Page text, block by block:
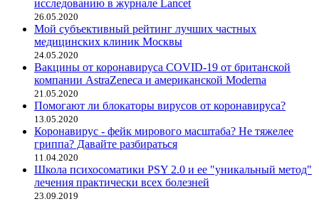
исследованию в журнале Lancet
26.05.2020
Мой субъективный рейтинг лучших частных
медицинских клиник Москвы
24.05.2020
Вакцины от коронавируса COVID-19 от британской
компании AstraZeneca и американской Moderna
21.05.2020
Помогают ли блокаторы вирусов от коронавируса?
13.05.2020
Коронавирус - фейк мирового масштаба? Не тяжелее
гриппа? Давайте разбираться
11.04.2020
Школа психосоматики PSY 2.0 и ее "уникальный метод"
лечения практически всех болезней
23.09.2019